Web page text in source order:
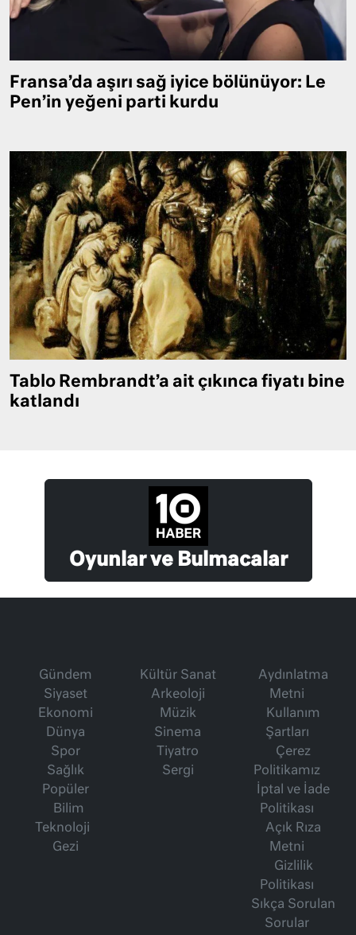
Fransa’da aşırı sağ iyice bölünüyor: Le
Pen’in yeğeni parti kurdu
Tablo Rembrandt’a ait çıkınca fiyatı bine
katlandı
Oyunlar ve Bulmacalar
Gündem
Siyaset
Ekonomi
Dünya
Spor
Sağlık
Popüler
Bilim
Teknoloji
Gezi
Kültür Sanat
Arkeoloji
Müzik
Sinema
Tiyatro
Sergi
Aydınlatma
Metni
Kullanım
Şartları
Çerez
Politikamız
İptal ve İade
Politikası
Açık Rıza
Metni
Gizlilik
Politikası
Sıkça Sorulan
Sorular